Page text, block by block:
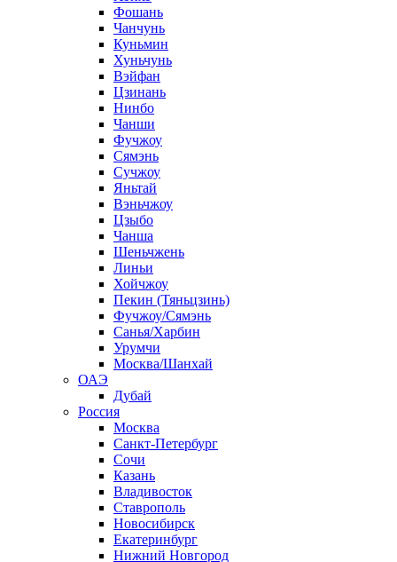
Фошань
Чанчунь
Куньмин
Хуньчунь
Вэйфан
Цзинань
Нинбо
Чанши
Фучжоу
Сямэнь
Сучжоу
Яньтай
Вэньчжоу
Цзыбо
Чанша
Шеньчжень
Линьи
Хойчжоу
Пекин (Тяньцзинь)
Фучжоу/Сямэнь
Санья/Харбин
Урумчи
Москва/Шанхай
ОАЭ
Дубай
Россия
Москва
Санкт-Петербург
Сочи
Казань
Владивосток
Ставрополь
Новосибирск
Екатеринбург
Нижний Новгород